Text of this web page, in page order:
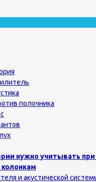
полочника
нужно учитывать
колонкам
и акустической